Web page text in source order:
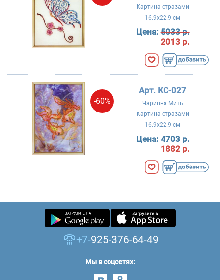
Картина стразами
16.9x22.9 см
Цена:5033 р.
2013 р.
-60%
Арт. КС-027
Чаривна Мить
Картина стразами
16.9x22.9 см
Цена:4703 р.
1882 р.
+7-925-376-64-49
Мы в соцсетях: